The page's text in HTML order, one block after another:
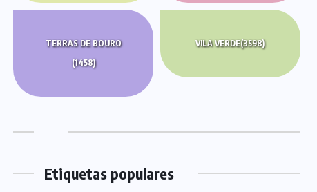
TERRAS DE BOURO
(1458)
VILA VERDE(3598)
Etiquetas populares